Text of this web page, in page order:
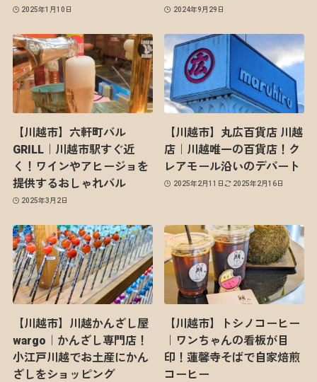
2025年1月10日 2024年9月29日
【川越市】六軒町バル
GRILL｜川越市駅すぐ近
く！ワインやアヒージョを
提供するおしゃれバル
2025年3月2日
【川越市】丸広百貨店 川越
店｜川越唯一の百貨店！ク
レアモール沿いのデパート
2025年2月11日 2025年2月16日
【川越市】川越かんざし屋
wargo｜かんざし専門店！
小江戸川越でお土産にかん
ざしをショッピング
【川越市】トシノコーヒー
｜ワンちゃんの看板が目
印！蓮馨寺そばで自家焙煎
コーヒー